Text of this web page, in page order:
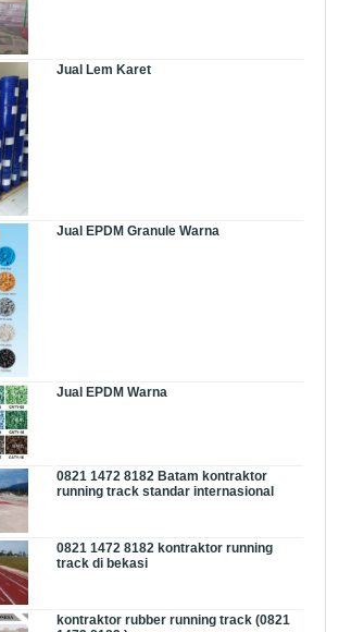
Jual Lem Karet
Jual EPDM Granule Warna
Jual EPDM Warna
0821 1472 8182 Batam kontraktor
running track standar internasional
0821 1472 8182 kontraktor running
track di bekasi
kontraktor rubber running track (0821